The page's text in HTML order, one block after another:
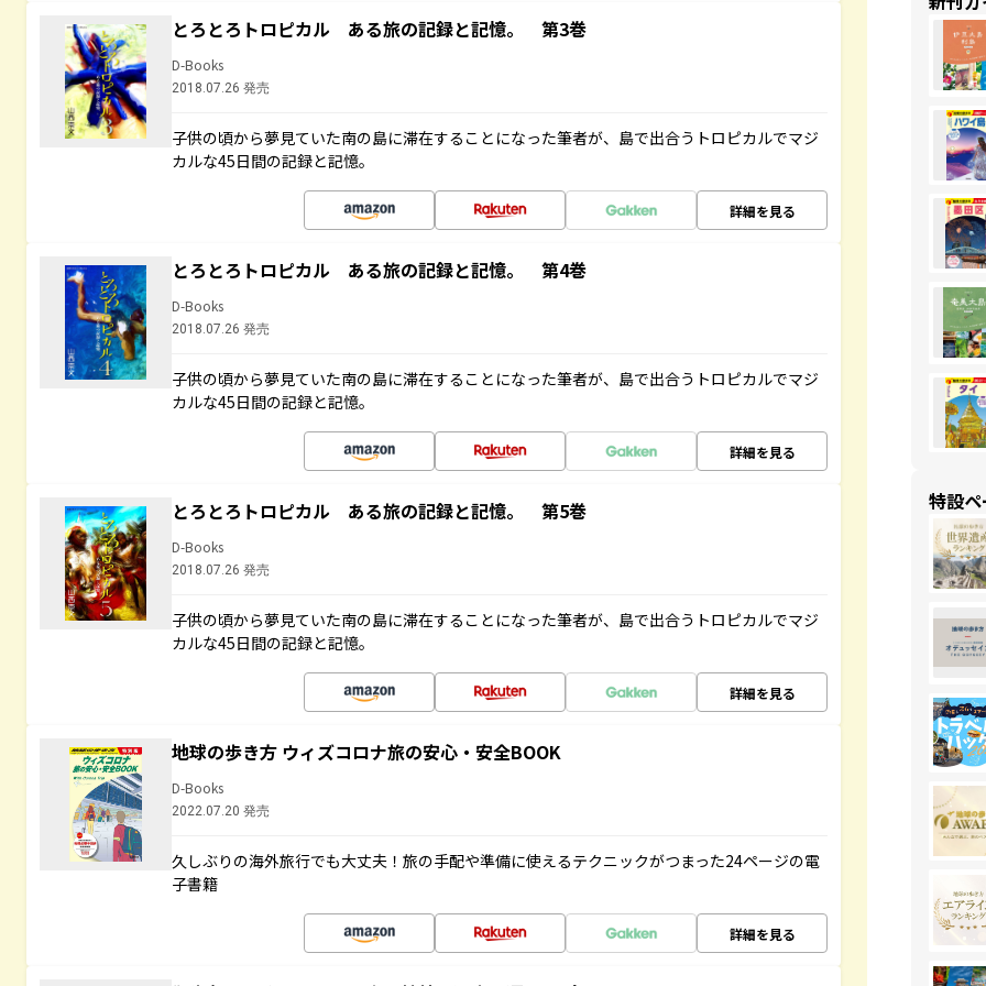
とろとろトロピカル ある旅の記録と記憶。 第3巻
D-Books
2018.07.26 発売
子供の頃から夢見ていた南の島に滞在することになった筆者が、島で出合うトロピカルでマジ
カルな45日間の記録と記憶。
詳細を見る
とろとろトロピカル ある旅の記録と記憶。 第4巻
D-Books
2018.07.26 発売
子供の頃から夢見ていた南の島に滞在することになった筆者が、島で出合うトロピカルでマジ
カルな45日間の記録と記憶。
詳細を見る
とろとろトロピカル ある旅の記録と記憶。 第5巻
D-Books
2018.07.26 発売
子供の頃から夢見ていた南の島に滞在することになった筆者が、島で出合うトロピカルでマジ
カルな45日間の記録と記憶。
詳細を見る
地球の歩き方 ウィズコロナ旅の安心・安全BOOK
D-Books
2022.07.20 発売
久しぶりの海外旅行でも大丈夫！旅の手配や準備に使えるテクニックがつまった24ページの電
子書籍
詳細を見る
特設